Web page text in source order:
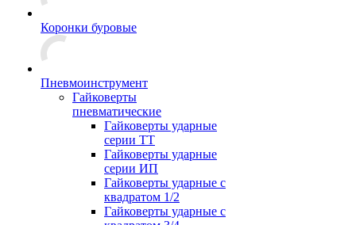
Коронки буровые
Пневмоинструмент
Гайковерты
пневматические
Гайковерты ударные
серии ТТ
Гайковерты ударные
серии ИП
Гайковерты ударные с
квадратом 1/2
Гайковерты ударные с